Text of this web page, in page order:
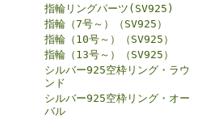
指輪リングパーツ(SV925)
指輪（7号～）（SV925）
指輪（10号～）（SV925）
指輪（13号～）（SV925）
シルバー925空枠リング・ラウ
ンド
シルバー925空枠リング・オー
バル